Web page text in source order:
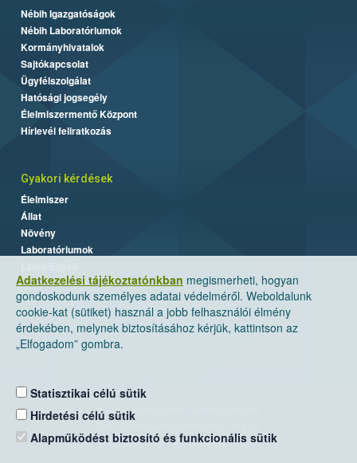
Adatkezelési tájékoztatónkban megismerheti, hogyan
gondoskodunk személyes adatai védelméről. Weboldalunk
cookie-kat (sütiket) használ a jobb felhasználói élmény
érdekében, melynek biztosításához kérjük, kattintson az
„Elfogadom” gombra.
Statisztikai célú sütik
Hirdetési célú sütik
Alapműködést biztosító és funkcionális sütik
Nébih Igazgatóságok
Nébih Laboratóriumok
Kormányhivatalok
Sajtókapcsolat
Ügyfélszolgálat
Hatósági jogsegély
Élelmiszermentő Központ
Hírlevél feliratkozás
Gyakori kérdések
Élelmiszer
Állat
Növény
Laboratóriumok
Nemzeti Élelmiszerlánc-biztonsági Hivatal
Levelezési cím: 1525 Budapest. Pf. 30.